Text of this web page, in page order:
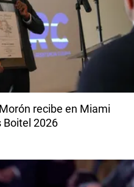
recibe en Miami
Boitel 2026